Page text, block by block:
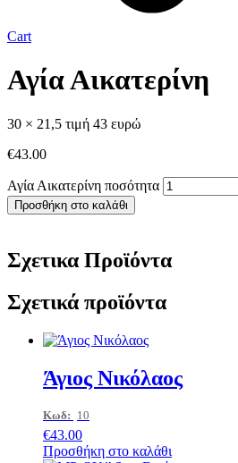
Cart
Αγία Αικατερίνη
30 × 21,5 τιμή 43 ευρώ
€43.00
Αγία Αικατερίνη ποσότητα
Προσθήκη στο καλάθι
Σχετικα Προϊόντα
Σχετικά προϊόντα
Άγιος Νικόλαος
Κωδ: 10
€43.00
Προσθήκη στο καλάθι